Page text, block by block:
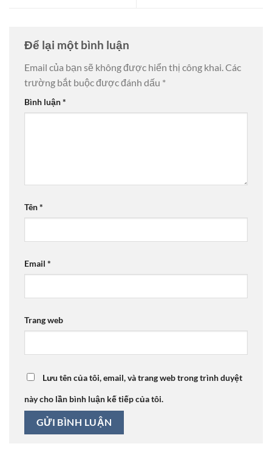
Để lại một bình luận
Email của bạn sẽ không được hiển thị công khai.Các
trường bắt buộc được đánh dấu *
Bình luận*
Tên*
Email *
Trang web
Lưu tên của tôi, email, và trang web trong trình duyệt
này cho lần bình luận kế tiếp của tôi.